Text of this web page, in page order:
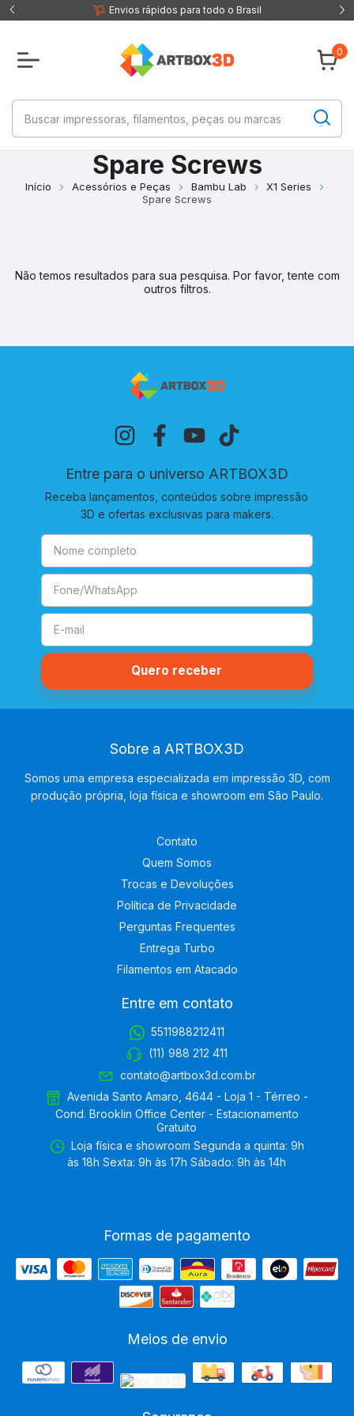
Envios rápidos para todo o Brasil
0
Spare Screws
Início Acessórios e Peças Bambu Lab
X1 Series
Spare Screws
Não temos resultados para sua pesquisa. Por favor, tente com
outros filtros.
Entre para o universo ARTBOX3D
Receba lançamentos, conteúdos sobre impressão
3D e ofertas exclusivas para makers.
Sobre a ARTBOX3D
Somos uma empresa especializada em impressão 3D, com
produção própria, loja física e showroom em São Paulo.
Contato
Quem Somos
Trocas e Devoluções
Política de Privacidade
Perguntas Frequentes
Entrega Turbo
Filamentos em Atacado
Entre em contato
5511988212411
(11) 988 212 411
contato@artbox3d.com.br
Avenida Santo Amaro, 4644 - Loja 1 - Térreo -
Cond. Brooklin Office Center - Estacionamento
Gratuito
Loja física e showroom Segunda a quinta: 9h
às 18h Sexta: 9h às 17h Sábado: 9h às 14h
Formas de pagamento
Meios de envio